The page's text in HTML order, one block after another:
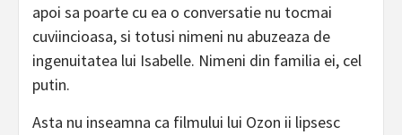
apoi sa poarte cu ea o conversatie nu tocmai
cuviincioasa, si totusi nimeni nu abuzeaza de
ingenuitatea lui Isabelle. Nimeni din familia ei, cel
putin.
Asta nu inseamna ca filmului lui Ozon ii lipsesc